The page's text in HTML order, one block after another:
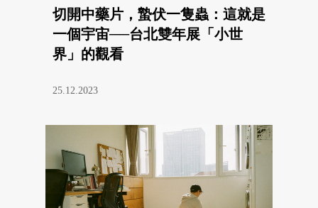
切開中藥片，蟄伏一隻蟲：這就是
一個宇宙──台北雙年展「小世
界」的觀看
25.12.2023